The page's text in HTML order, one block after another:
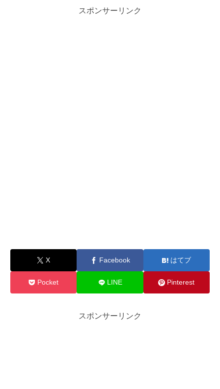
スポンサーリンク
X Facebook はてブ
Pocket LINE Pinterest
スポンサーリンク